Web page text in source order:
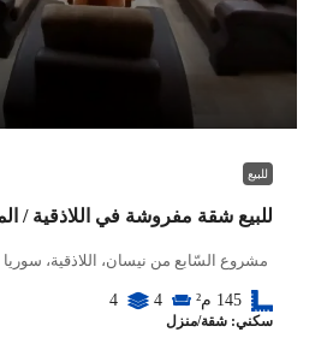
للبيع
للبيع شقة مفروشة في اللاذقية /
مشروع السّابع من نيسان، اللاذقية، سوريا
145 م² 4
4
سكني: شقة/منزل